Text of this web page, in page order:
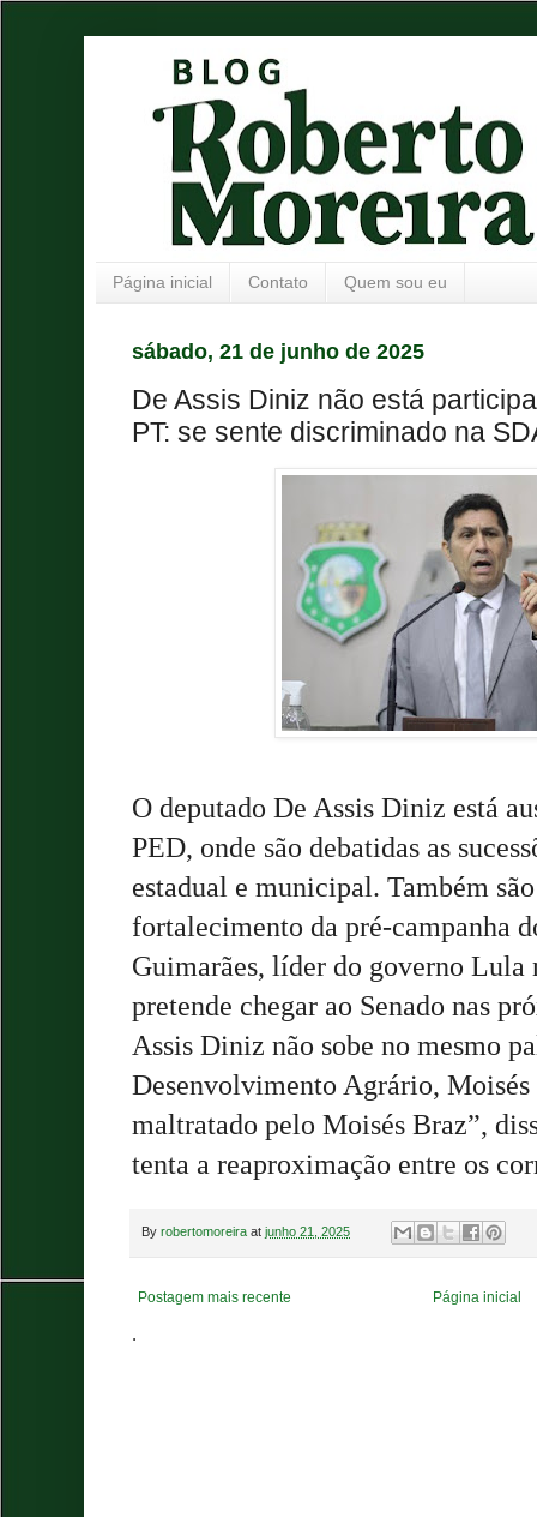
Página inicial Contato Quem sou eu
sábado, 21 de junho de 2025
De Assis Diniz não está
PT: se sente discriminado na
O deputado De Assis Diniz está
PED, onde são debatidas as
estadual e municipal. Também
fortalecimento da pré-campanha
Guimarães, líder do governo Lula
pretende chegar ao Senado nas
Assis Diniz não sobe no mesmo
Desenvolvimento Agrário, Moisés
maltratado pelo Moisés Braz”,
tenta a reaproximação entre os
By robertomoreira at junho 21, 2025
Postagem mais recente Página inicial
.